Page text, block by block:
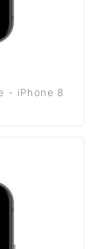
- iPhone 8